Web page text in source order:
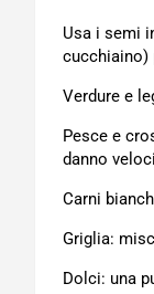
Usa i semi
cucchiaino)
Verdure e
Pesce e
danno
Carni
Griglia:
Dolci: una